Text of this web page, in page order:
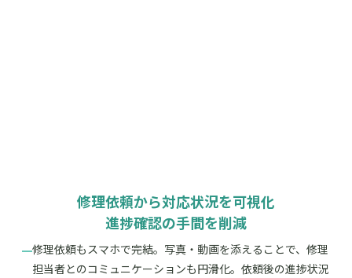
修理依頼から対応状況を可視化
進捗確認の手間を削減
修理依頼もスマホで完結。写真・動画を添えることで、修理
担当者とのコミュニケーションも円滑化。依頼後の進捗状況